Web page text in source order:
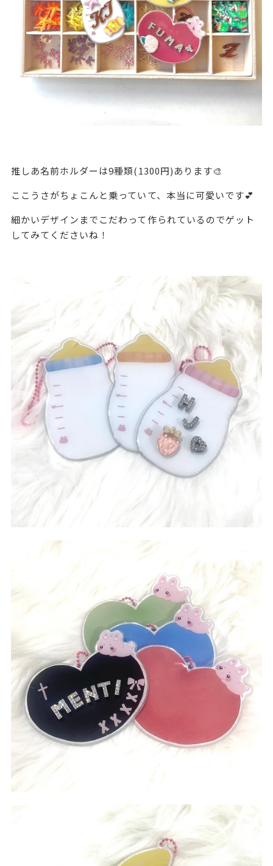
推しあ名前ホルダーは9種類(1300円)あります🎨
ここうさがちょこんと乗っていて、本当に可愛いです💕
細かいデザインまでこだわって作られているのでゲット
してみてくださいね！